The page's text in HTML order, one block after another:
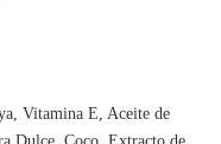
Vitamina E, Aceite de